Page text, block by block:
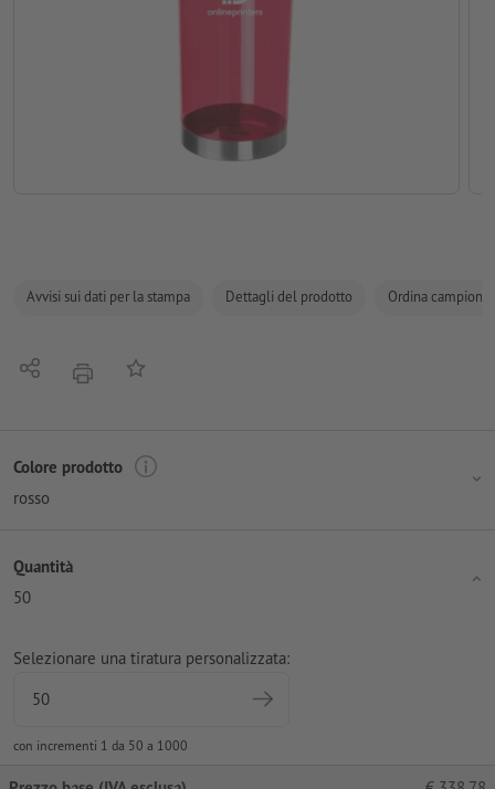
Avvisi sui dati per la stampa Dettagli del prodotto Ordina campione
Condividistamparealla lista preferiti
Colore prodotto
rosso
Quantità
50
Selezionare una tiratura personalizzata:
con incrementi 1 da 50 a 1000